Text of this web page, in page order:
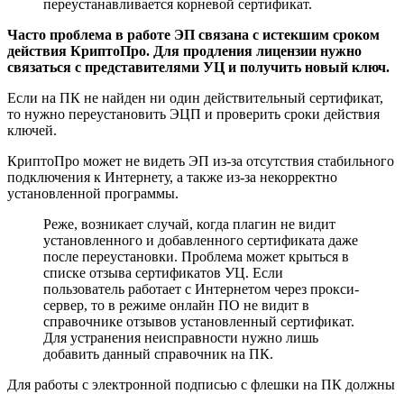
переустанавливается корневой сертификат.
Часто проблема в работе ЭП связана с истекшим сроком
действия КриптоПро. Для продления лицензии нужно
связаться с представителями УЦ и получить новый ключ.
Если на ПК не найден ни один действительный сертификат,
то нужно переустановить ЭЦП и проверить сроки действия
ключей.
КриптоПро может не видеть ЭП из-за отсутствия стабильного
подключения к Интернету, а также из-за некорректно
установленной программы.
Реже, возникает случай, когда плагин не видит
установленного и добавленного сертификата даже
после переустановки. Проблема может крыться в
списке отзыва сертификатов УЦ. Если
пользователь работает с Интернетом через прокси-
сервер, то в режиме онлайн ПО не видит в
справочнике отзывов установленный сертификат.
Для устранения неисправности нужно лишь
добавить данный справочник на ПК.
Для работы с электронной подписью с флешки на ПК должны